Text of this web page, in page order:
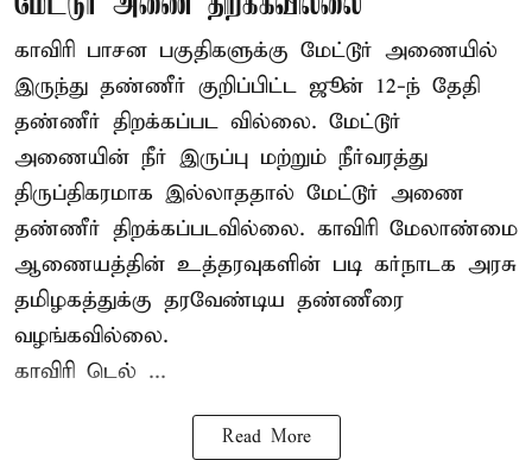
காவிரி பாசன பகுதிகளுக்கு மேட்டூர் அணையில்
இருந்து தண்ணீர் குறிப்பிட்ட ஜூன் 12-ந் தேதி
தண்ணீர் திறக்கப்பட வில்லை. மேட்டூர்
அணையின் நீர் இருப்பு மற்றும் நீர்வரத்து
திருப்திகரமாக இல்லாததால் மேட்டூர் அணை
தண்ணீர் திறக்கப்படவில்லை. காவிரி மேலாண்மை
ஆணையத்தின் உத்தரவுகளின் படி கர்நாடக அரசு
தமிழகத்துக்கு தரவேண்டிய தண்ணீரை
வழங்கவில்லை.
காவிரி டெல் ...
Read More